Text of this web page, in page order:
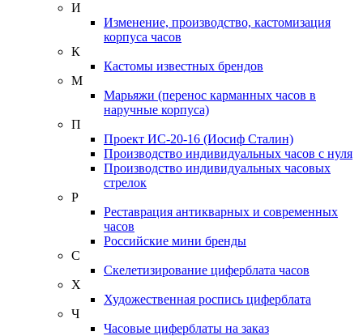
И
Изменение, производство, кастомизация
корпуса часов
К
Кастомы известных брендов
М
Марьяжи (перенос карманных часов в
наручные корпуса)
П
Проект ИС-20-16 (Иосиф Сталин)
Производство индивидуальных часов с нуля
Производство индивидуальных часовых
стрелок
Р
Реставрация антикварных и современных
часов
Российские мини бренды
С
Скелетизирование циферблата часов
Х
Художественная роспись циферблата
Ч
Часовые циферблаты на заказ